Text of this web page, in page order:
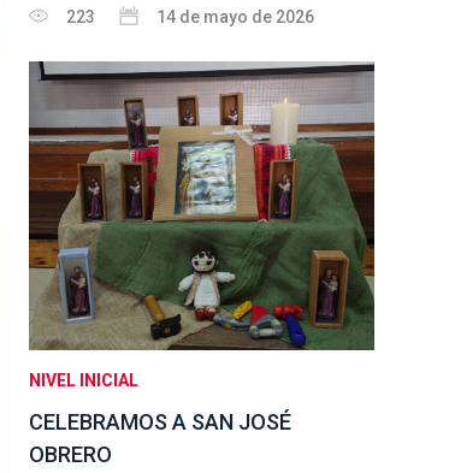
223 14 de mayo de 2026
NIVEL INICIAL
CELEBRAMOS A SAN JOSÉ
OBRERO